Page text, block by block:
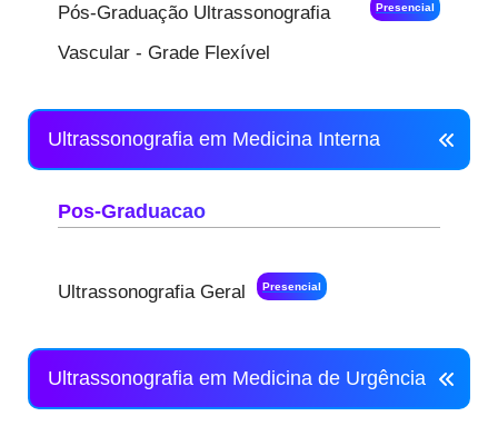
Pós-Graduação Ultrassonografia
Vascular - Grade Flexível
Presencial
Ultrassonografia em Medicina Interna
Pos-Graduacao
Ultrassonografia Geral Presencial
Ultrassonografia em Medicina de Urgência